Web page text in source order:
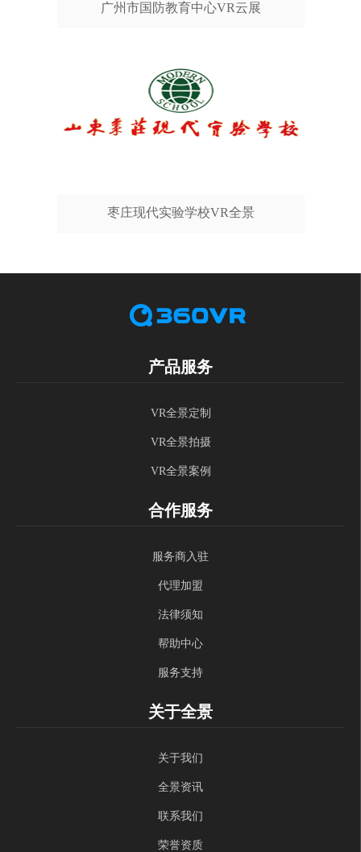
广州市国防教育中心VR云展
枣庄现代实验学校VR全景
产品服务
VR全景定制
VR全景拍摄
VR全景案例
合作服务
服务商入驻
代理加盟
法律须知
帮助中心
服务支持
关于全景
关于我们
全景资讯
联系我们
荣誉资质